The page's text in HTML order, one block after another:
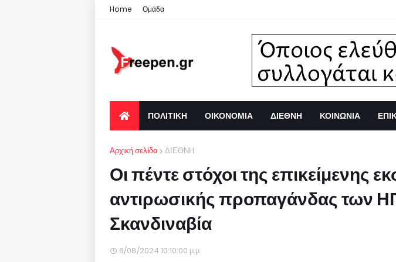
Home Ομάδα
ΠΟΛΙΤΙΚΗ ΟΙΚΟΝΟΜΙΑ ΔΙΕΘΝΗ ΚΟΙΝΩΝΙΑ
Αρχική σελίδα ΔΙΕΘΝΗ
Οι πέντε στόχοι της επικείμενης
αντιρωσικής προπαγάνδας των
Σκανδιναβία
6/08/2024 10:10:00 μ.μ.